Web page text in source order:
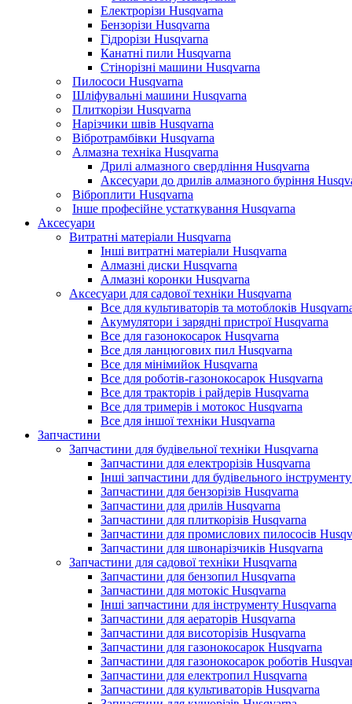
Електрорізи Husqvarna
Бензорізи Husqvarna
Гідрорізи Husqvarna
Канатні пили Husqvarna
Стінорізні машини Husqvarna
Пилососи Husqvarna
Шліфувальні машини Husqvarna
Плиткорізи Husqvarna
Нарізчики швів Husqvarna
Вібротрамбівки Husqvarna
Алмазна техніка Husqvarna
Дрилі алмазного свердління Husqvarna
Аксесуари до дрилів алмазного буріння
Віброплити Husqvarna
Інше професійне устаткування Husqvarna
Аксесуари
Витратні матеріали Husqvarna
Інші витратні матеріали Husqvarna
Алмазні диски Husqvarna
Алмазні коронки Husqvarna
Аксесуари для садової техніки Husqvarna
Все для культиваторів та мотоблоків
Акумулятори і зарядні пристрої Husqvarna
Все для газонокосарок Husqvarna
Все для ланцюгових пил Husqvarna
Все для мінімийок Husqvarna
Все для роботів-газонокосарок Husqvarna
Все для тракторів і райдерів Husqvarna
Все для тримерів і мотокос Husqvarna
Все для іншої техніки Husqvarna
Запчастини
Запчастини для будівельної техніки Husqvarna
Запчастини для електрорізів Husqvarna
Інші запчастини для будівельного
Запчастини для бензорізів Husqvarna
Запчастини для дрилів Husqvarna
Запчастини для плиткорізів Husqvarna
Запчастини для промислових пилососів
Запчастини для швонарізчиків Husqvarna
Запчастини для садової техніки Husqvarna
Запчастини для бензопил Husqvarna
Запчастини для мотокіс Husqvarna
Інші запчастини для інструменту Husqvarna
Запчастини для аераторів Husqvarna
Запчастини для висоторізів Husqvarna
Запчастини для газонокосарок Husqvarna
Запчастини для газонокосарок роботів
Запчастини для електропил Husqvarna
Запчастини для культиваторів Husqvarna